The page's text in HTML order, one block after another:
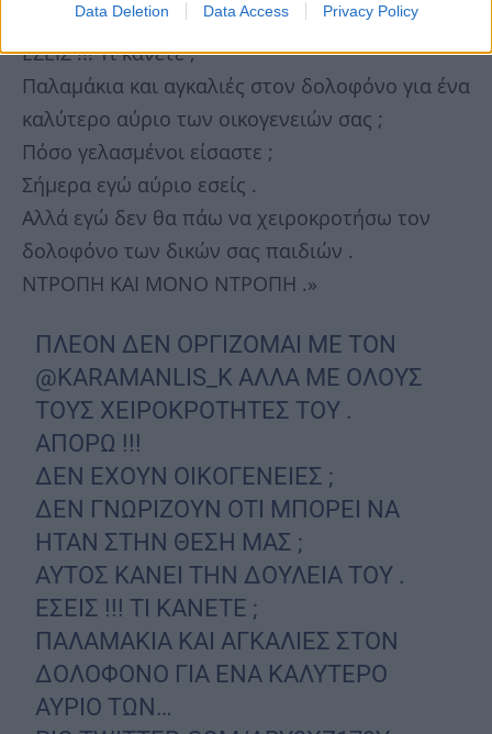
Data Deletion Data Access Privacy Policy
Αυτός κάνει την δουλειά του .
ΕΣΕΙΣ !!! Τι κάνετε ;
Παλαμάκια και αγκαλιές στον δολοφόνο για ένα
καλύτερο αύριο των οικογενειών σας ;
Πόσο γελασμένοι είσαστε ;
Σήμερα εγώ αύριο εσείς .
Αλλά εγώ δεν θα πάω να χειροκροτήσω τον
δολοφόνο των δικών σας παιδιών .
ΝΤΡΟΠΗ ΚΑΙ ΜΟΝΟ ΝΤΡΟΠΗ .»
ΠΛΕΟΝ ΔΕΝ ΟΡΓΙΖΟΜΑΙ ΜΕ ΤΟΝ
@KARAMANLIS_K ΑΛΛΑ ΜΕ ΟΛΟΥΣ
ΤΟΥΣ ΧΕΙΡΟΚΡΟΤΗΤΕΣ ΤΟΥ .
ΑΠΟΡΩ !!!
ΔΕΝ ΕΧΟΥΝ ΟΙΚΟΓΕΝΕΙΕΣ ;
ΔΕΝ ΓΝΩΡΙΖΟΥΝ ΟΤΙ ΜΠΟΡΕΙ ΝΑ
ΗΤΑΝ ΣΤΗΝ ΘΕΣΗ ΜΑΣ ;
ΑΥΤΟΣ ΚΑΝΕΙ ΤΗΝ ΔΟΥΛΕΙΑ ΤΟΥ .
ΕΣΕΙΣ !!! ΤΙ ΚΑΝΕΤΕ ;
ΠΑΛΑΜΑΚΙΑ ΚΑΙ ΑΓΚΑΛΙΕΣ ΣΤΟΝ
ΔΟΛΟΦΟΝΟ ΓΙΑ ΕΝΑ ΚΑΛΥΤΕΡΟ
ΑΥΡΙΟ ΤΩΝ…